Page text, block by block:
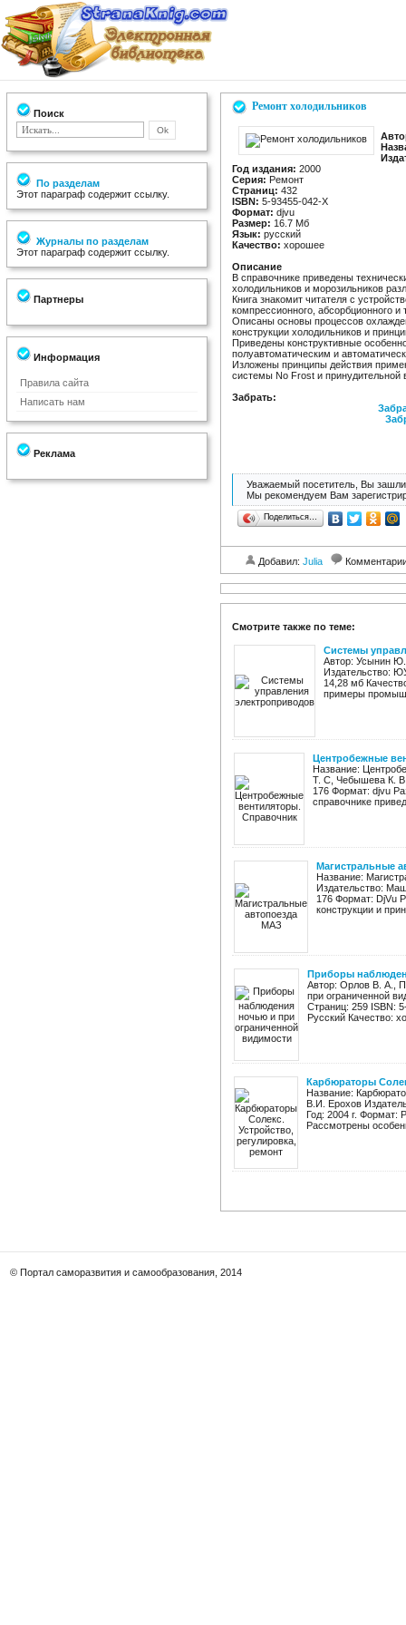
Поиск
По разделам
Этот параграф содержит ссылку.
Журналы по разделам
Этот параграф содержит ссылку.
Партнеры
Информация
Правила сайта
Написать нам
Реклама
Ремонт холодильников
Год издания: 2000
Серия: Ремонт
Страниц: 432
ISBN: 5-93455-042-Х
Формат: djvu
Размер: 16.7 Мб
Язык: русский
Качество: хорошее
Описание
В справочнике приведены
холодильников и морозильников
Книга знакомит читателя с
компрессионного, абсорбционного и
Описаны основы процессов
конструкции холодильников и
Приведены конструктивные
полуавтоматическим и
Изложены принципы действия
системы No Frost и принудительной
Забрать:
Уважаемый посетитель, Вы зашли
Мы рекомендуем Вам
Поделиться…
Добавил: Julia
Смотрите также по теме:
Системы
Автор: Усынин
Издательство:
14,28 мб
примеры
Центробежные
Название:
Т. С, Чебышева К.
176 Формат: djvu
справочнике
Магистральные
Название:
Издательство:
176 Формат: DjVu
конструкции и
Приборы
Автор: Орлов В. А.,
при ограниченной
Страниц: 259 ISBN:
Русский Качество:
Карбюраторы
Название:
В.И. Ерохов
Год: 2004 г. Формат:
Рассмотрены
© Портал саморазвития и самообразования, 2014